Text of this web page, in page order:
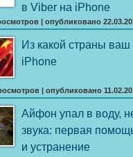
в Viber на iPhone
|опубликовано
Из какой страны ваш
iPhone
|опубликовано
Айфон упал в воду,
звука: первая
и устранение